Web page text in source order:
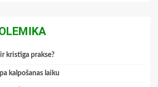
kristīga prakse?
kalpošanas laiku